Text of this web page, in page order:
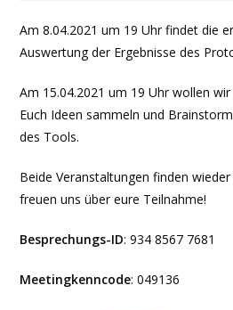
Am 8.04.2021 um 19 Uhr findet die
Auswertung der Ergebnisse des
Am 15.04.2021 um 19 Uhr wollen
Euch Ideen sammeln und
des Tools.
Beide Veranstaltungen finden
freuen uns über eure Teilnahme!
Besprechungs-ID: 934 8567 7681
Meetingkenncode: 049136